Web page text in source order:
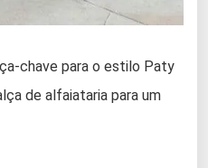
chave para o estilo Paty
de alfaiataria para um